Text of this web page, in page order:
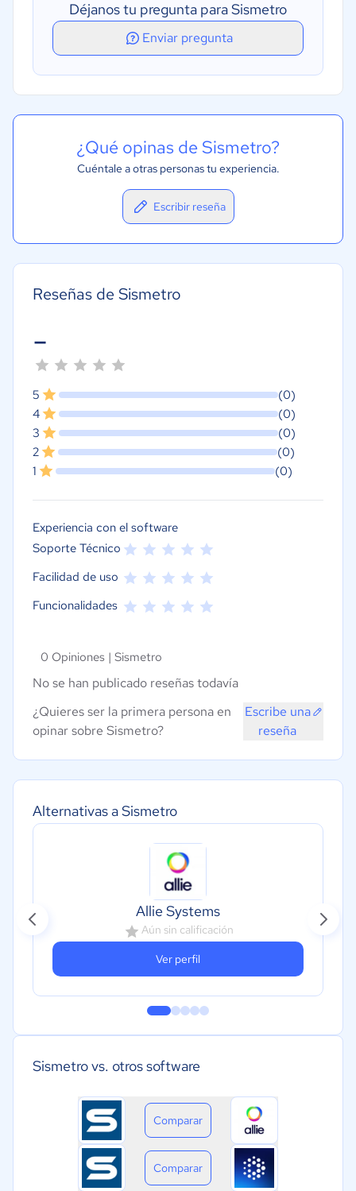
Alternativas a Sismetro
Allie Systems
Aún sin calificación
Ver perfil
Sismetro vs. otros software
Comparar
Comparar
Programación
Seguimiento de activos
Seguimiento del historial de servicios
Mantenimiento preventivo
Déjanos tu pregunta para Sismetro
Enviar pregunta
¿Qué opinas de Sismetro?
Cuéntale a otras personas tu experiencia.
Escribir reseña
Reseñas de Sismetro
-
5
(0)
4
(0)
3
(0)
2
(0)
1
(0)
Experiencia con el software
Soporte Técnico
Facilidad de uso
Funcionalidades
0 Opiniones | Sismetro
No se han publicado reseñas todavía
¿Quieres ser la primera persona en
opinar sobre Sismetro?
Escribe una
reseña